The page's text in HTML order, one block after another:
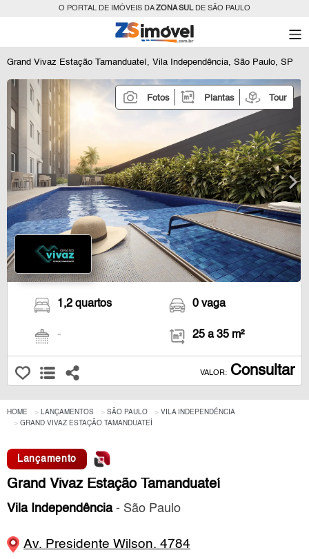
O PORTAL DE IMÓVEIS DAZONA SULDE SÃO PAULO
Grand Vivaz Estação Tamanduateí, Vila Independência, São Paulo, SP
Fotos Plantas Tour
1,2 quartos
-
0 vaga
25 a 35 m²
VALOR: Consultar
HOME LANÇAMENTOS SÃO PAULO
VILA INDEPENDÊNCIA
GRAND VIVAZ ESTAÇÃO TAMANDUATEÍ
Lançamento
Grand Vivaz Estação Tamanduateí
Vila Independência- São Paulo
Av. Presidente Wilson. 4784